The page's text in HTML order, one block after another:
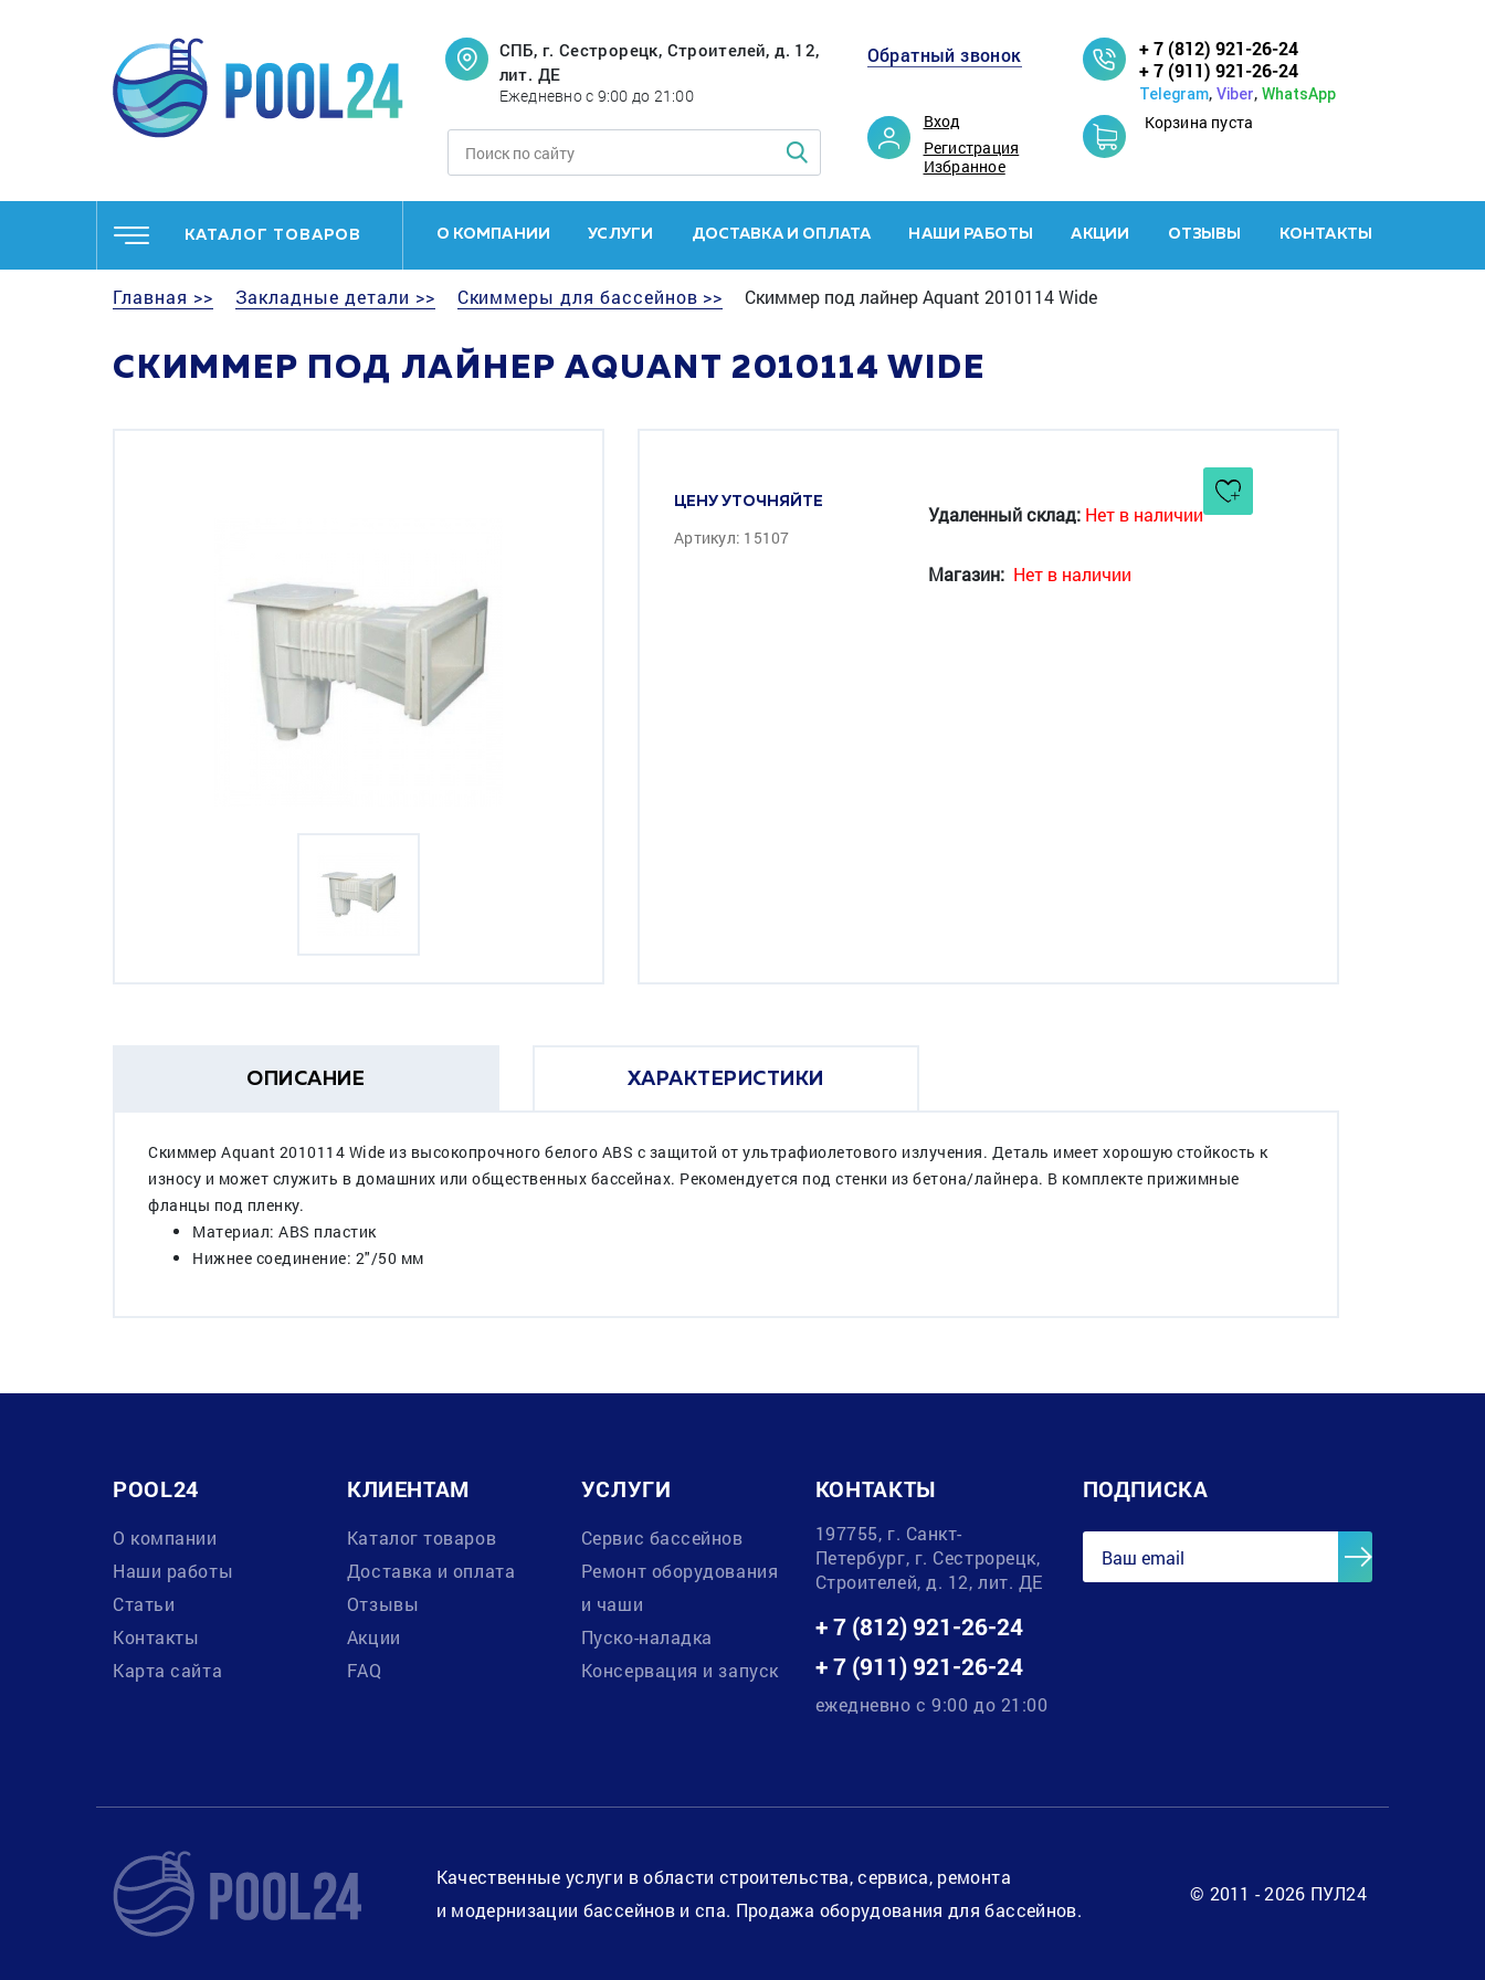
СПБ, г. Сестрорецк, Строителей, д. 12,
лит. ДЕ
Ежедневно с 9:00 до 21:00
Обратный звонок
Вход
Регистрация
Избранное
+ 7 (812) 921-26-24
+ 7 (911) 921-26-24
Telegram, Viber, WhatsApp
Корзина пуста
КАТАЛОГ ТОВАРОВ О КОМПАНИИ УСЛУГИ ДОСТАВКА И ОПЛАТА НАШИ РАБОТЫ АКЦИИ ОТЗЫВЫ КОНТАКТЫ
Главная >> Закладные детали >> Скиммеры для бассейнов >> Скиммер под лайнер Aquant 2010114 Wide
СКИММЕР ПОД ЛАЙНЕР AQUANT 2010114 WIDE
ЦЕНУ УТОЧНЯЙТЕ
Артикул: 15107
Удаленный склад: Нет в наличии
Магазин: Нет в наличии
ОПИСАНИЕ ХАРАКТЕРИСТИКИ
Скиммер Aquant 2010114 Wide из высокопрочного белого ABS с защитой от ультрафиолетового излучения. Деталь имеет хорошую стойкость к
износу и может служить в домашних или общественных бассейнах. Рекомендуется под стенки из бетона/лайнера. В комплекте прижимные
фланцы под пленку.
Материал: ABS пластик
Нижнее соединение: 2"/50 мм
POOL24
О компании
Наши работы
Статьи
Контакты
Карта сайта
КЛИЕНТАМ
Каталог товаров
Доставка и оплата
Отзывы
Акции
FAQ
УСЛУГИ
Сервис бассейнов
Ремонт оборудования
и чаши
Пуско-наладка
Консервация и запуск
КОНТАКТЫ
197755, г. Санкт-
Петербург, г. Сестрорецк,
Строителей, д. 12, лит. ДЕ
+ 7 (812) 921-26-24
+ 7 (911) 921-26-24
ежедневно с 9:00 до 21:00
ПОДПИСКА
Качественные услуги в области строительства, сервиса, ремонта
и модернизации бассейнов и спа. Продажа оборудования для бассейнов.
© 2011 - 2026 ПУЛ24